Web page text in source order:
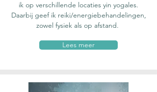
ik op verschillende locaties yin yogales.
Daarbij geef ik reiki/energiebehandelingen,
zowel fysiek als op afstand.
Lees meer